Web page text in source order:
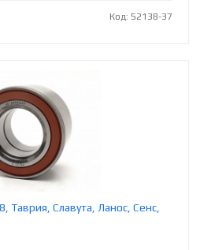
Код: 52138-37
Таврия, Славута, Ланос, Сенс,